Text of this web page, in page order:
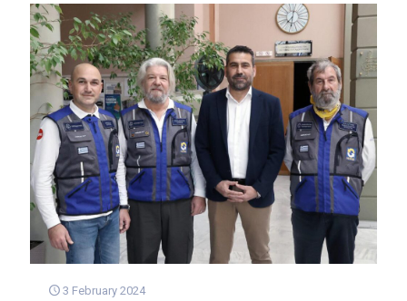
3 February 2024